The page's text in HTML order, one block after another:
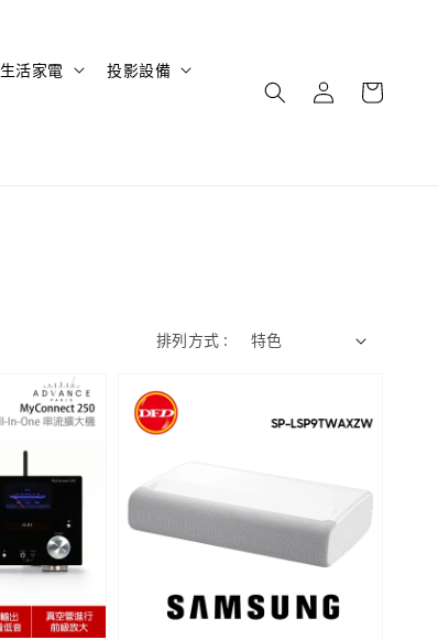
生活家電 投影設備
排列方式 :